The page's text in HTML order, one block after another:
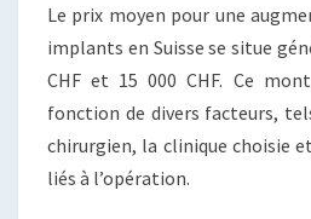
Le prix moyen pour une
implants en Suisse se situe
CHF et 15 000 CHF. Ce
fonction de divers facteurs,
chirurgien, la clinique choisie
liés à l’opération.